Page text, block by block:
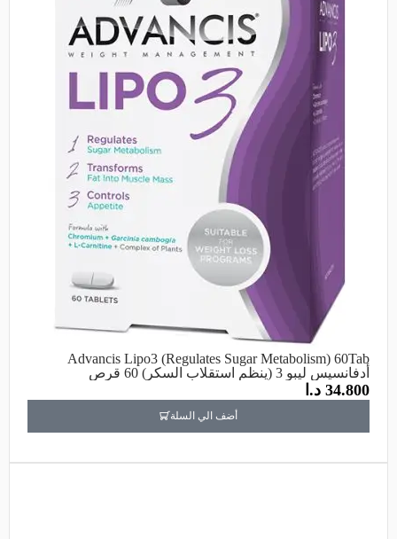
Advancis Lipo3 (Regulates Sugar Metabolism) 60Tab
أدفانسيس ليبو 3 (ينظم استقلاب السكر) 60 قرص
34.800 د.ا
أضف الي السلة